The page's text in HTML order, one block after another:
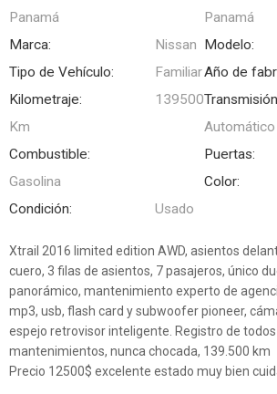
Panamá
Panamá
Marca:
Nissan Modelo:
Tipo de Vehículo:
FamiliarAño de
Kilometraje:
139500
Km
Automático
Combustible:
Gasolina
Puertas:
Color:
Condición:
Usado
Xtrail 2016 limited edition AWD, asientos
cuero, 3 filas de asientos, 7 pasajeros, único
panorámico, mantenimiento experto de
mp3, usb, flash card y subwoofer pioneer,
espejo retrovisor inteligente. Registro de todos
mantenimientos, nunca chocada, 139.500 km
Precio 12500$ excelente estado muy bien